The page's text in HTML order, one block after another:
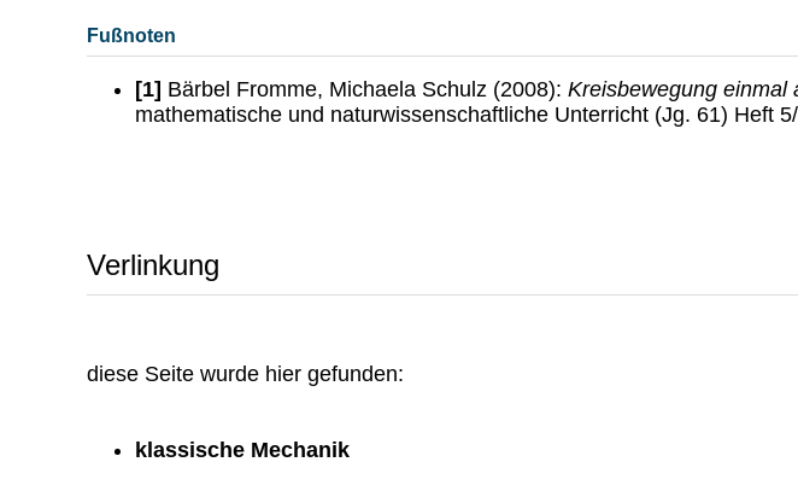
Fußnoten
[1] Bärbel Fromme, Michaela Schulz (2008): Kreisbewegung einmal
mathematische und naturwissenschaftliche Unterricht (Jg. 61) Heft
Verlinkung
diese Seite wurde hier gefunden:
klassische Mechanik